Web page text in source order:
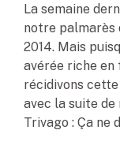
La semaine
notre palmarès
2014. Mais
avérée riche en
récidivons cette
avec la suite de
Trivago : Ça ne